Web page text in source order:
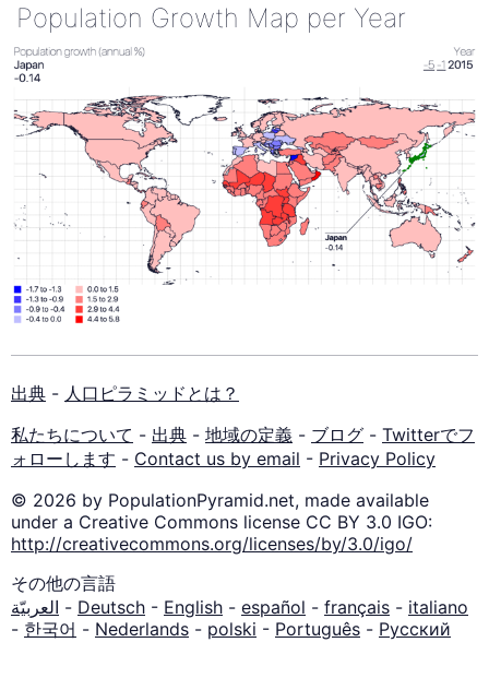
Population Growth Map per Year
出典 - 人口ピラミッドとは？
私たちについて - 出典 - 地域の定義 - ブログ - Twitterでフ
ォローします - Contact us by email - Privacy Policy
© 2026 by PopulationPyramid.net, made available
under a Creative Commons license CC BY 3.0 IGO:
http://creativecommons.org/licenses/by/3.0/igo/
その他の言語
العربيّة - Deutsch - English - español - français - italiano
- 한국어 - Nederlands - polski - Português - Русский